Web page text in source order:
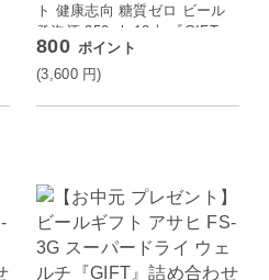
ト 健康志向 糖質ゼロ ビール
発泡酒 350ml×12本 『GIFT』
詰め合わせ
800 ポイント
(3,600 円)